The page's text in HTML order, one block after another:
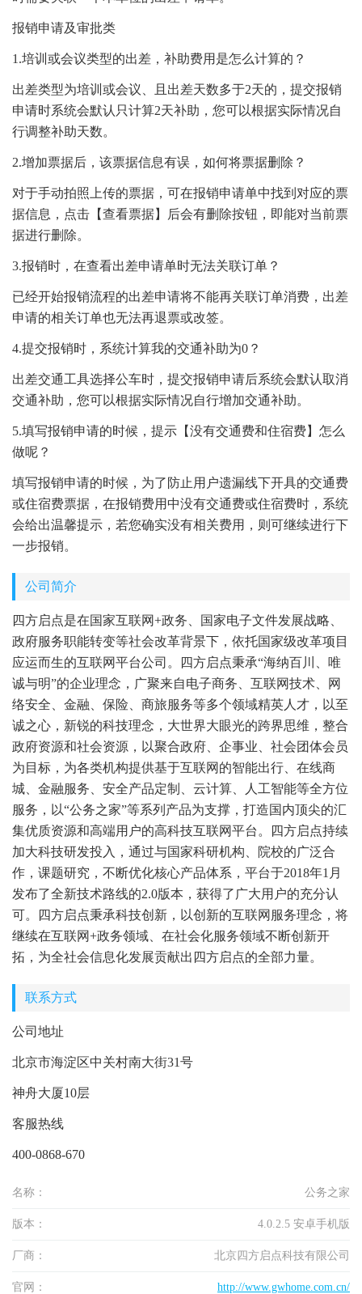
报销申请及审批类
1.培训或会议类型的出差，补助费用是怎么计算的？
出差类型为培训或会议、且出差天数多于2天的，提交报销
申请时系统会默认只计算2天补助，您可以根据实际情况自
行调整补助天数。
2.增加票据后，该票据信息有误，如何将票据删除？
对于手动拍照上传的票据，可在报销申请单中找到对应的票
据信息，点击【查看票据】后会有删除按钮，即能对当前票
据进行删除。
3.报销时，在查看出差申请单时无法关联订单？
已经开始报销流程的出差申请将不能再关联订单消费，出差
申请的相关订单也无法再退票或改签。
4.提交报销时，系统计算我的交通补助为0？
出差交通工具选择公车时，提交报销申请后系统会默认取消
交通补助，您可以根据实际情况自行增加交通补助。
5.填写报销申请的时候，提示【没有交通费和住宿费】怎么
做呢？
填写报销申请的时候，为了防止用户遗漏线下开具的交通费
或住宿费票据，在报销费用中没有交通费或住宿费时，系统
会给出温馨提示，若您确实没有相关费用，则可继续进行下
一步报销。
公司简介
四方启点是在国家互联网+政务、国家电子文件发展战略、
政府服务职能转变等社会改革背景下，依托国家级改革项目
应运而生的互联网平台公司。四方启点秉承“海纳百川、唯
诚与明”的企业理念，广聚来自电子商务、互联网技术、网
络安全、金融、保险、商旅服务等多个领域精英人才，以至
诚之心，新锐的科技理念，大世界大眼光的跨界思维，整合
政府资源和社会资源，以聚合政府、企事业、社会团体会员
为目标，为各类机构提供基于互联网的智能出行、在线商
城、金融服务、安全产品定制、云计算、人工智能等全方位
服务，以“公务之家”等系列产品为支撑，打造国内顶尖的汇
集优质资源和高端用户的高科技互联网平台。四方启点持续
加大科技研发投入，通过与国家科研机构、院校的广泛合
作，课题研究，不断优化核心产品体系，平台于2018年1月
发布了全新技术路线的2.0版本，获得了广大用户的充分认
可。四方启点秉承科技创新，以创新的互联网服务理念，将
继续在互联网+政务领域、在社会化服务领域不断创新开
拓，为全社会信息化发展贡献出四方启点的全部力量。
联系方式
公司地址
北京市海淀区中关村南大街31号
神舟大厦10层
客服热线
400-0868-670
名称： 公务之家
版本： 4.0.2.5 安卓手机版
厂商： 北京四方启点科技有限公司
官网： http://www.gwhome.com.cn/